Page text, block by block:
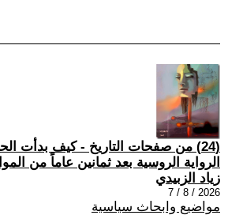
(24) من صفحات التاريخ - كيف بدأت
الرواية الروسية بعد ثمانين عاماً من
زياد الزبيدي
2026 / 8 / 7
مواضيع وابحاث سياسية